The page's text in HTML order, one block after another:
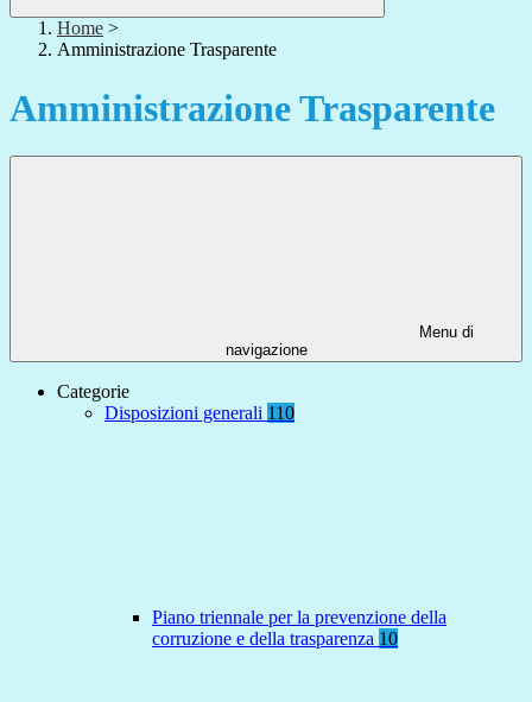
Home >
Amministrazione Trasparente
Amministrazione Trasparente
Menu di
navigazione
Categorie
Disposizioni generali 110
Piano triennale per la prevenzione della
corruzione e della trasparenza 10